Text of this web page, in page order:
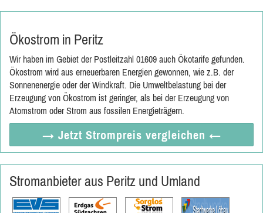
Ökostrom in Peritz
Wir haben im Gebiet der Postleitzahl 01609 auch Ökotarife gefunden.
Ökostrom wird aus erneuerbaren Energien gewonnen, wie z.B. der
Sonnenenergie oder der Windkraft. Die Umweltbelastung bei der
Erzeugung von Ökostrom ist geringer, als bei der Erzeugung von
Atomstrom oder Strom aus fossilen Energieträgern.
→ Jetzt Strompreis vergleichen ←
Stromanbieter aus Peritz und Umland